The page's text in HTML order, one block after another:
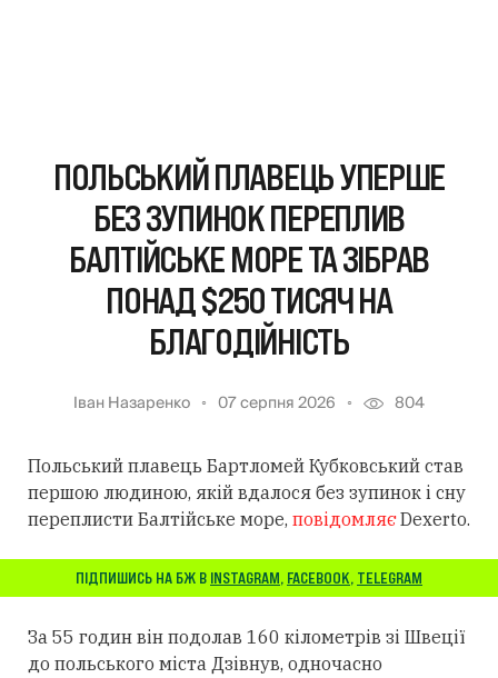
ПОЛЬСЬКИЙ ПЛАВЕЦЬ УПЕРШЕ
БЕЗ ЗУПИНОК ПЕРЕПЛИВ
БАЛТІЙСЬКЕ МОРЕ ТА ЗІБРАВ
ПОНАД $250 ТИСЯЧ НА
БЛАГОДІЙНІСТЬ
Іван Назаренко 07 серпня 2026 804
Польський плавець Бартломей Кубковський став
першою людиною, якій вдалося без зупинок і сну
переплисти Балтійське море, повідомляєDexerto.
ПІДПИШИСЬ НА БЖ В INSTAGRAM, FACEBOOK, TELEGRAM
За 55 годин він подолав 160 кілометрів зі Швеції
до польського міста Дзівнув, одночасно